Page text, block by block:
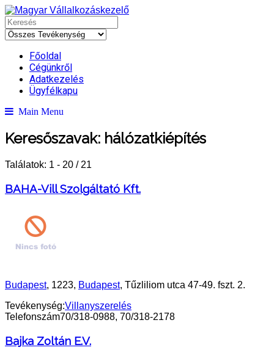
Főoldal
Cégünkről
Adatkezelés
Ügyfélkapu
Main Menu
Keresőszavak: hálózatkiépítés
Találatok: 1 - 20 / 21
BAHA-Vill Szolgáltató Kft.
Budapest, 1223, Budapest, Tűzliliom utca 47-49. fszt. 2.
Tevékenység:Villanyszerelés
Telefonszám70/318-0988, 70/318-2178
Bajka Zoltán E.V.